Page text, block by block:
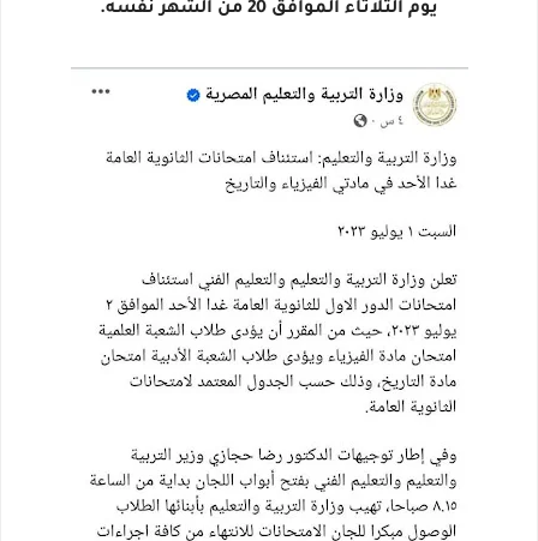
يوم الثلاثاء الموافق 20 من الشهر نفسه.